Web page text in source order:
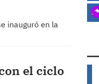
inauguró en la
el ciclo